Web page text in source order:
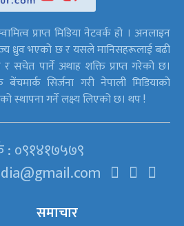
प्राप्त मिडिया नेटवर्क हो । अनलाइन
ध्रुव भएको छ र यसले मानिसहरूलाई बढी
र सचेत पार्ने अथाह शक्ति प्राप्त गरेको छ।
सिर्जना गरी नेपाली मिडियाको
स्थापना गर्ने लक्ष्य लिएको छ। थप !
: ०९१४१७५७९
समाचार